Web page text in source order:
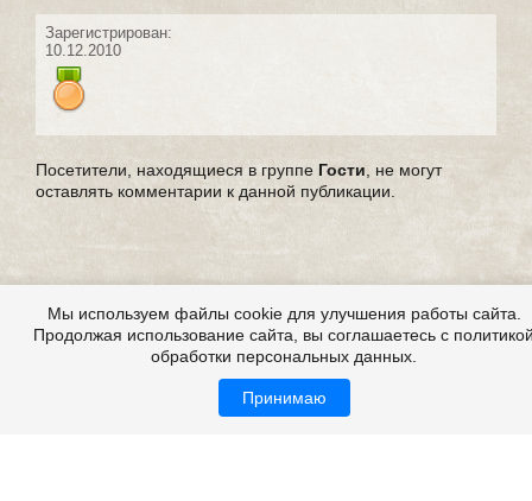
Зарегистрирован:
10.12.2010
Посетители, находящиеся в группе Гости, не могут
оставлять комментарии к данной публикации.
Мы используем файлы cookie для улучшения работы сайта.
Продолжая использование сайта, вы соглашаетесь с
обработки персональных данных.
Принимаю